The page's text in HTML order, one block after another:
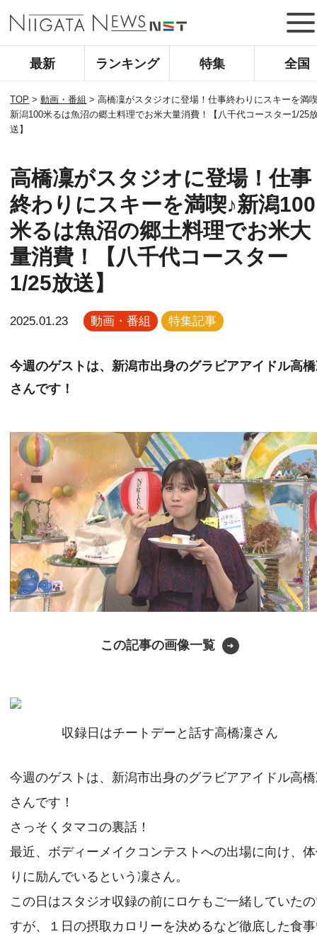
最新 ランキング 特集 全国
TOP >動画・番組 >高橋凜がスタジオに登場！仕事終わりにスキーを満
新潟100米るは魚沼の郷土料理でお米大量消費！【八千代コースター1/25
送】
高橋凜がスタジオに登場！仕事
終わりにスキーを満喫♪新潟100
米るは魚沼の郷土料理でお米大
量消費！【八千代コースター
1/25放送】
2025.01.23 動画・番組 特集記事
今週のゲストは、新潟市出身のグラビアアイドル高
さんです！
この記事の画像一覧
収録日はチートデーと話す高橋凜さん
今週のゲストは、新潟市出身のグラビアアイドル高
さんです！
さっそくタマコの裏話！
最近、ボディーメイクコンテストへの出場に向け、
りに励んでいるという凜さん。
この日はスタジオ収録の前にロケもご一緒していた
すが、１日の摂取カロリーを決めるなど徹底した食